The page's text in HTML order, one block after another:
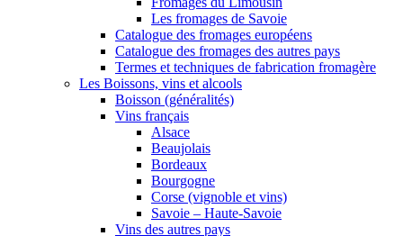
Les fromages de Savoie
Catalogue des fromages européens
Catalogue des fromages des autres pays
Termes et techniques de fabrication fromagère
Les Boissons, vins et alcools
Boisson (généralités)
Vins français
Alsace
Beaujolais
Bordeaux
Bourgogne
Corse (vignoble et vins)
Savoie – Haute-Savoie
Vins des autres pays